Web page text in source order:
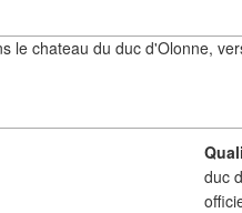
le chateau du duc d'Olonne,
duc